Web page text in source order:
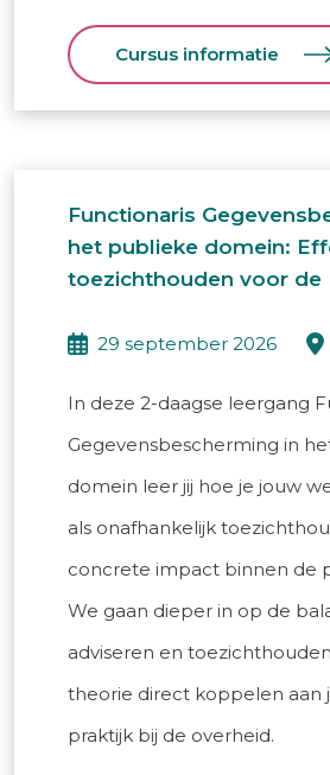
Cursus informatie
Functionaris
het publieke domein:
toezichthouden voor de
29 september 2026
In deze 2-daagse leergang
Gegevensbescherming in
domein leer jij hoe je jouw
als onafhankelijk
concrete impact binnen de
We gaan dieper in op de
adviseren en
theorie direct koppelen aan
praktijk bij de overheid.